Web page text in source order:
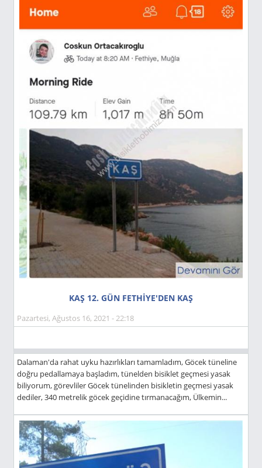
KAŞ 12. GÜN FETHİYE'DEN KAŞ
Pazartesi, Ağustos 16, 2021 - 22:18
Dalaman'da rahat uyku hazırlıkları tamamladım, Göcek tüneline
doğru pedallamaya başladım, tünelden bisiklet geçmesi yasak
biliyorum, görevliler Göcek tünelinden bisikletin geçmesi yasak
dediler, 340 metrelik göcek geçidine tırmanacağım, Ülkemin...